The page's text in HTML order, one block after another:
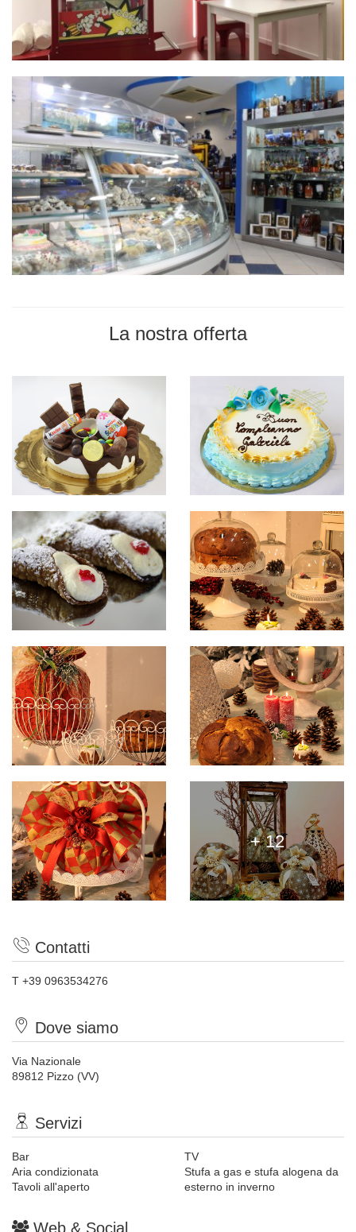
La nostra offerta
+ 12
Contatti
T +39 0963534276
Dove siamo
Via Nazionale
89812 Pizzo (VV)
Servizi
Bar
Aria condizionata
Tavoli all'aperto
TV
Stufa a gas e stufa alogena da
esterno in inverno
Web & Social